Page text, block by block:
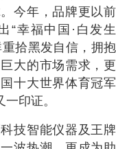
今年，品牌更以前
“幸福中国·白发生
拾黑发自信，拥抱
大的市场需求，更
十大世界体育冠军
印证。
技智能仪器及王牌